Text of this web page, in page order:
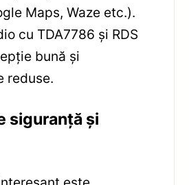
Maps, Waze etc.).
cu TDA7786 și RDS
bună și
reduse.
siguranță și